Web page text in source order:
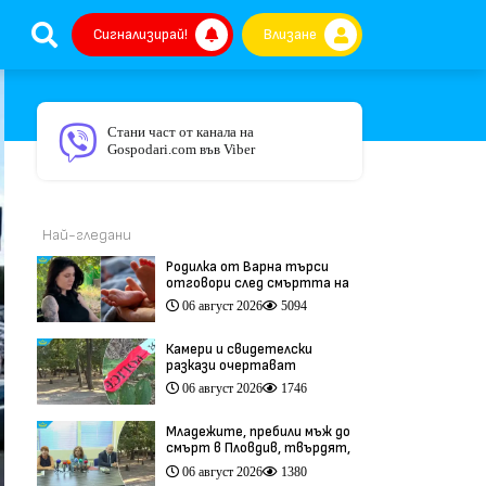
Сигнализирай! Влизане
Стани част от канала на
Gospodari.com във Viber
Най-гледани
Родилка от Варна търси
отговори след смъртта на
бебето ѝ дни преди секцио
(видео)
06 август 2026 5094
Камери и свидетелски
разкази очертават
хронологията на фаталния
побой край Младежкия хълм
06 август 2026 1746
Младежите, пребили мъж до
смърт в Пловдив, твърдят,
че са „ловци на педофили”
(видео)
06 август 2026 1380